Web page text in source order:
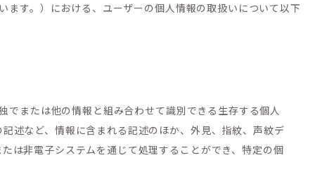
す。）における、ユーザーの個人情報の取扱いについて以下
または他の情報と組み合わせて識別できる生存する個人
述など、情報に含まれる記述のほか、外見、指紋、声紋デ
は非電子システムを通じて処理することができ、特定の個